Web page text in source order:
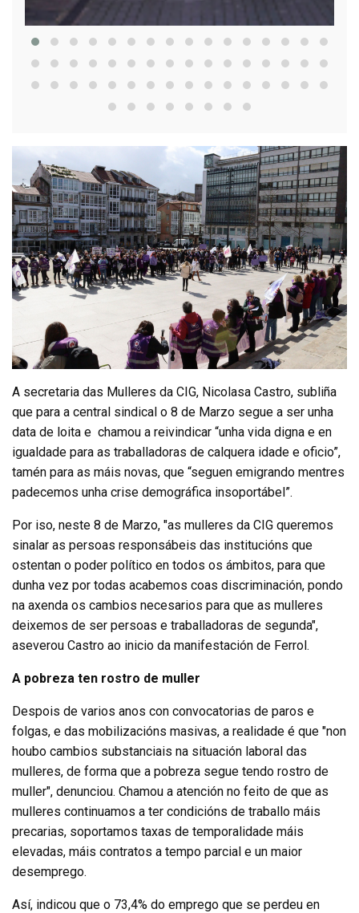
A secretaria das Mulleres da CIG, Nicolasa Castro, subliña
que para a central sindical o 8 de Marzo segue a ser unha
data de loita e chamou a reivindicar “unha vida digna e en
igualdade para as traballadoras de calquera idade e oficio”,
tamén para as máis novas, que “seguen emigrando mentres
padecemos unha crise demográfica insoportábel”.
Por iso, neste 8 de Marzo, "as mulleres da CIG queremos
sinalar as persoas responsábeis das institucións que
ostentan o poder político en todos os ámbitos, para que
dunha vez por todas acabemos coas discriminación, pondo
na axenda os cambios necesarios para que as mulleres
deixemos de ser persoas e traballadoras de segunda",
aseverou Castro ao inicio da manifestación de Ferrol.
A pobreza ten rostro de muller
Despois de varios anos con convocatorias de paros e
folgas, e das mobilizacións masivas, a realidade é que "non
houbo cambios substanciais na situación laboral das
mulleres, de forma que a pobreza segue tendo rostro de
muller", denunciou. Chamou a atención no feito de que as
mulleres continuamos a ter condicións de traballo máis
precarias, soportamos taxas de temporalidade máis
elevadas, máis contratos a tempo parcial e un maior
desemprego.
Así, indicou que o 73,4% do emprego que se perdeu en